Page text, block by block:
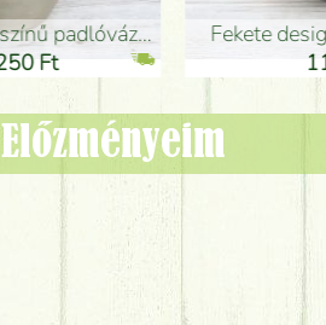
fekete design váza (15x20cm)
11 250 Ft
Előzményeim